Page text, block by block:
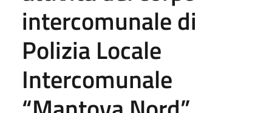
intercomunale di
Polizia Locale
Intercomunale